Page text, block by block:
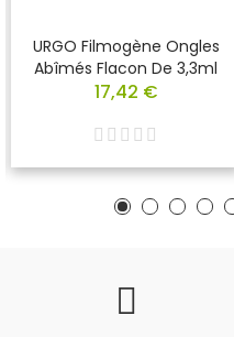
URGO Filmogène Ongles
Abîmés Flacon De 3,3ml
17,42 €